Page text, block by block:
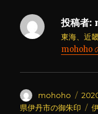
投稿者:
東海、近
mohoho
投
稿
mohoho
投
稿
県伊丹市の御朱印